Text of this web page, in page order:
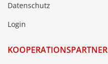
Datenschutz
Login
KOOPERATIONSPARTNER